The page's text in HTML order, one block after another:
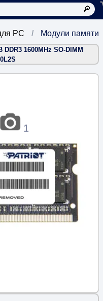
Модули памяти
PC
1600MHz SO-DIMM